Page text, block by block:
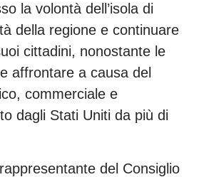
la volontà dell’isola di
della regione e continuare
cittadini, nonostante le
affrontare a causa del
commerciale e
dagli Stati Uniti da più di
del Consiglio